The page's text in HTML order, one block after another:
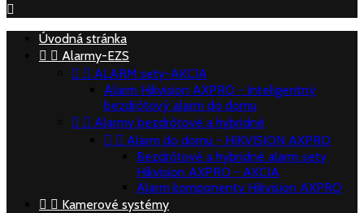

Úvodná stránka
  Alarmy-EZS
  ALARM sety-AKCIA
Alarm Hikvision AXPRO - Inteligentný
bezdrôtový alarm do domu
  Alarmy bezdrôtové a hybridné
  Alarm do domu - HIKVISION AXPRO
Bezdrôtové a hybridné alarm sety
Hikvision AXPRO - AKCIA
Alarm komponenty Hikvision AXPRO
  Kamerové systémy